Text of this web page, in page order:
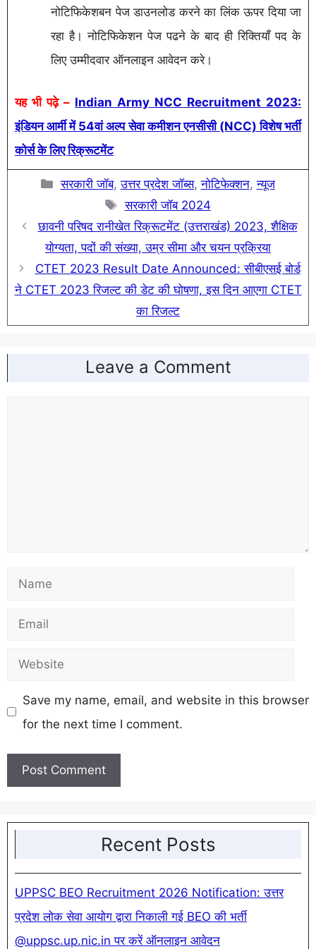
नोटिफिकेशबन पेज डाउनलोड करने का लिंक ऊपर दिया जा
रहा है। नोटिफिकेशन पेज पढने के बाद ही रिक्तियाँ पद के
लिए उम्मीदवार ऑनलाइन आवेदन करे।
यह भी पढ़े – Indian Army NCC Recruitment 2023:
इंडियन आर्मी में 54वां अल्प सेवा कमीशन एनसीसी (NCC) विशेष भर्ती
कोर्स के लिए रिक्रूटमेंट
Categories
सरकारी जॉब,उत्तर प्रदेश जॉब्स,नोटिफेक्शन,न्यूज
Tags
सरकारी जॉब 2024
छावनी परिषद रानीखेत रिक्रूटमेंट (उत्तराखंड) 2023, शैक्षिक
योग्यता, पदों की संख्या, उम्र सीमा और चयन प्रक्रिया
CTET 2023 Result Date Announced: सीबीएसई बोर्ड
ने CTET 2023 रिजल्ट की डेट की घोषणा, इस दिन आएगा CTET
का रिजल्ट
Leave a Comment
Name
Email
Website
Save my name, email, and website in this browser
for the next time I comment.
Recent Posts
UPPSC BEO Recruitment 2026 Notification: उत्तर
प्रदेश लोक सेवा आयोग द्वारा निकाली गई BEO की भर्ती
@uppsc.up.nic.in पर करें ऑनलाइन आवेदन